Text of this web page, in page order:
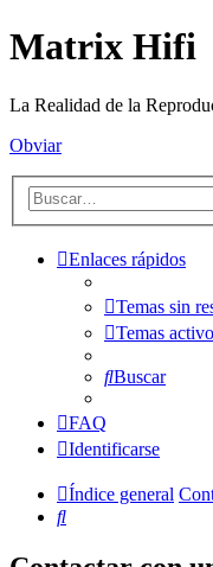
Matrix Hifi
La Realidad de la
Obviar
Enlaces rápidos
Temas sin
Temas
Buscar
FAQ
Identificarse
Índice general
Buscar